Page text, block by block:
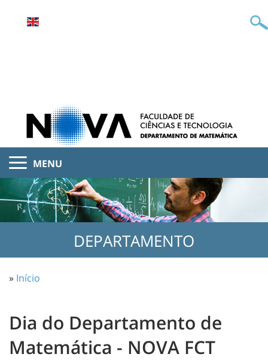
MENU
DEPARTAMENTO
» Início
Dia do Departamento de
Matemática - NOVA FCT